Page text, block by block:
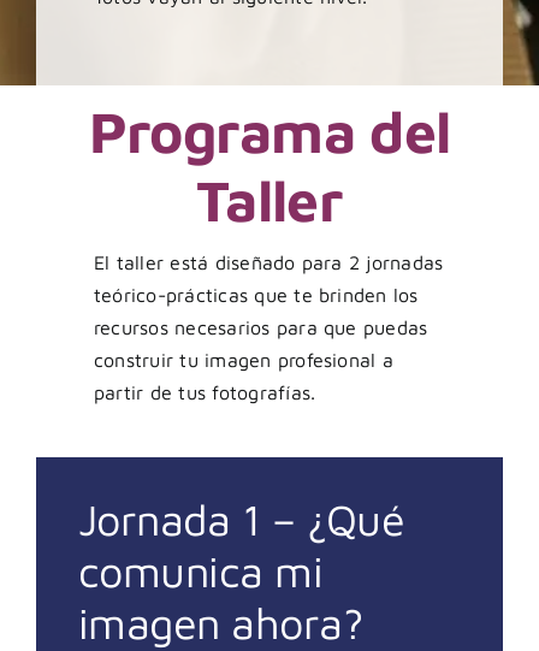
Programa del
Taller
El taller está diseñado para 2 jornadas
teórico-prácticas que te brinden los
recursos necesarios para que puedas
construir tu imagen profesional a
partir de tus fotografías.
Jornada 1 – ¿Qué
comunica mi
imagen ahora?